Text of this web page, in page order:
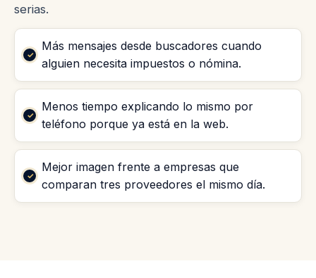
serias.
Más mensajes desde buscadores cuando
alguien necesita impuestos o nómina.
Menos tiempo explicando lo mismo por
teléfono porque ya está en la web.
Mejor imagen frente a empresas que
comparan tres proveedores el mismo día.